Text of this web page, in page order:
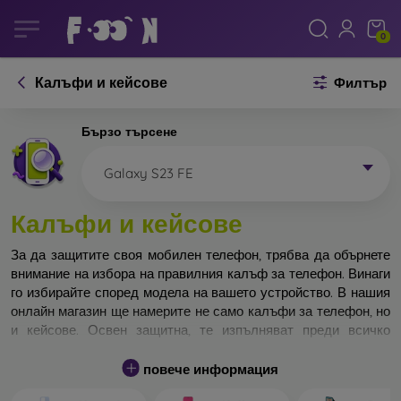
0
Калъфи и кейсове Филтър
Бързо търсене
Galaxy S23 FE
Калъфи и кейсове
За да защитите своя мобилен телефон, трябва да обърнете
внимание на избора на правилния калъф за телефон. Винаги
го избирайте според модела на вашето устройство. В нашия
онлайн магазин ще намерите не само калъфи за телефон, но
и кейсове. Освен защитна, те изпълняват преди всичко
Кейса за телефон може да бъде наречен и заден капак. Той е
повече информация